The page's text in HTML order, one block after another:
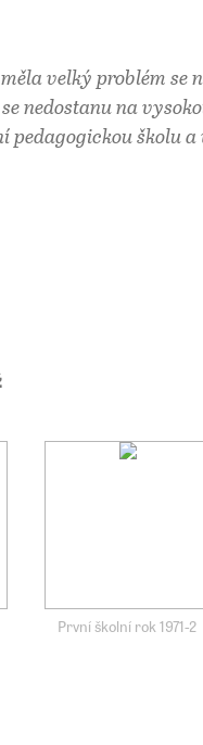
velký problém se
nedostanu na
pedagogickou školu
První školní rok 1971-2